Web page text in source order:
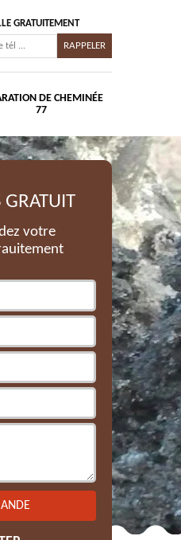
GRATUITEMENT
DE CHEMINÉE
77
GRATUIT
votre